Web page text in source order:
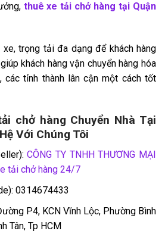
thuê xe tải chở hàng tại Quận
trọng tải đa dạng để khách hàng
khách hàng vận chuyển hàng hóa
các tỉnh thành lân cận một cách tốt
chở hàng Chuyển Nhà Tại
Với Chúng Tôi
CÔNG TY TNHH THƯƠNG MẠI
tải chở hàng 24/7
0314674433
P4, KCN Vĩnh Lộc, Phường Bình
Tân, Tp HCM